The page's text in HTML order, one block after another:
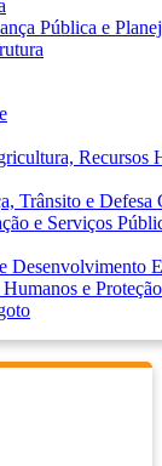
Pública e
Recursos
Trânsito e Defesa
e Serviços
Desenvolvimento
e